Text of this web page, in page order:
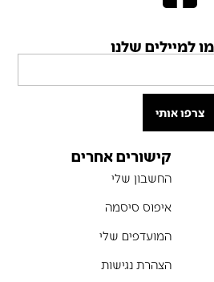
למיילים שלנו
צרפו אותי
קישורים אחרים
החשבון שלי
איפוס סיסמה
המועדפים שלי
הצהרת נגישות